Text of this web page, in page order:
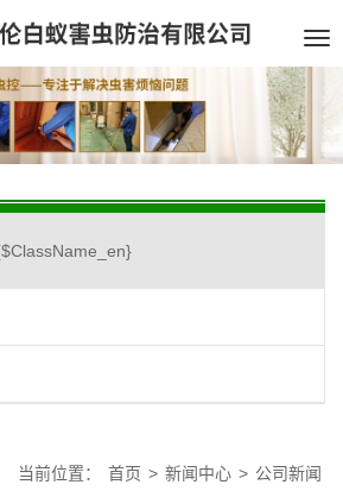
当前位置： 首页 > 新闻中心 > 公司新闻